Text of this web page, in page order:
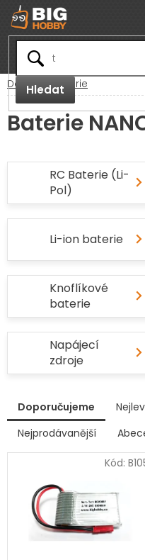
Přejít
na
obsah
Hledat
Domů Baterie
Baterie
RC Baterie (Li-
Pol)
Li-ion baterie
Knoflíkové
baterie
Napájecí
zdroje
a
Doporučujeme
Nejprodávanější
ý
i
Kód: